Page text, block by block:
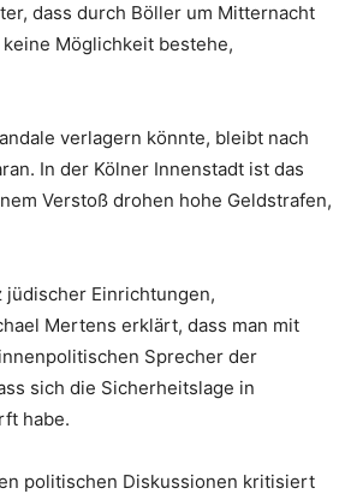
dass durch Böller um Mitternacht
Möglichkeit bestehe,
verlagern könnte, bleibt nach
In der Kölner Innenstadt ist das
Verstoß drohen hohe Geldstrafen,
jüdischer Einrichtungen,
Mertens erklärt, dass man mit
Sprecher der
sich die Sicherheitslage in
habe.
politischen Diskussionen kritisiert